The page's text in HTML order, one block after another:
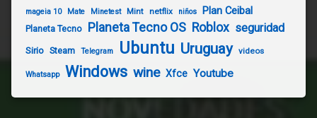
mageia 10 Mate Minetest Mint netflix niños Plan Ceibal
Planeta Tecno Planeta Tecno OS Roblox seguridad
Sirio Steam Telegram Ubuntu Uruguay videos
Whatsapp Windows wine Xfce Youtube